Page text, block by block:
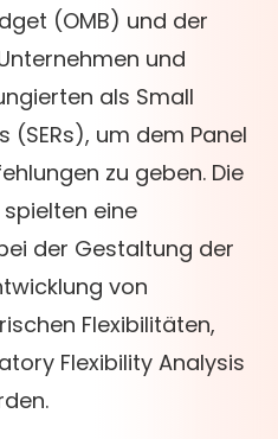
(OMB) und der
und
als Small
(SERs), um dem Panel
zu geben. Die
spielten eine
der Gestaltung der
von
Flexibilitäten,
Flexibility Analysis